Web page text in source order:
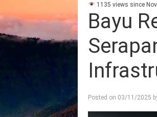
1135 views since
Bayu
Posted on 03/11/2025